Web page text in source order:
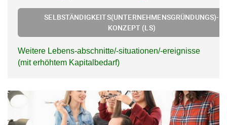
SELBSTÄNDIGKEITS(UNTERNEHMENSGRÜNDUNGS)-
KONZEPT (LS)
Weitere Lebens-abschnitte/-situationen/-ereignisse
(mit erhöhtem Kapitalbedarf)